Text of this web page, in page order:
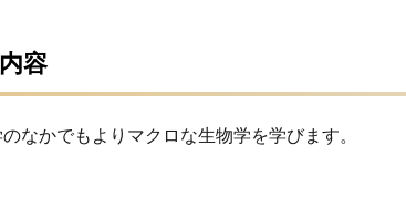
難易
感想
容
なかでもよりマクロな生物学を学びます。